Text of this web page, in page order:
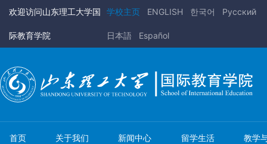
欢迎访问山东理工大学国
际教育学院
学校主页 ENGLISH 한국어 Pусский
日本語 Español
首页 关于我们 新闻中心 留学生活 教学